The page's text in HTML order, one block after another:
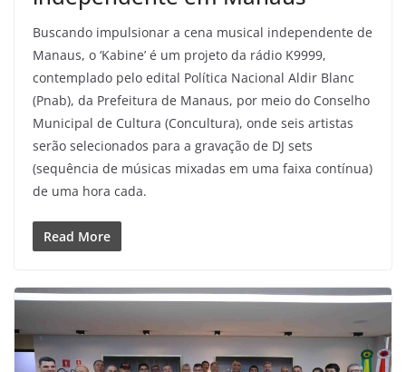
Buscando impulsionar a cena musical independente de
Manaus, o ‘Kabine’ é um projeto da rádio K9999,
contemplado pelo edital Política Nacional Aldir Blanc
(Pnab), da Prefeitura de Manaus, por meio do Conselho
Municipal de Cultura (Concultura), onde seis artistas
serão selecionados para a gravação de DJ sets
(sequência de músicas mixadas em uma faixa contínua)
de uma hora cada.
Read More